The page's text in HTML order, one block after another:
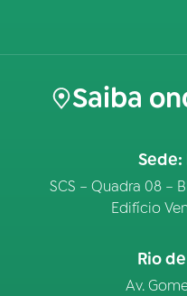
Saiba
Sede:
SCS – Quadra 08 –
Edifício
Rio
Av.